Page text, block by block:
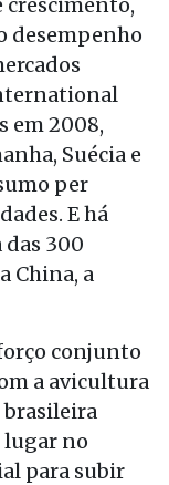
desempenho
em 2008,
Suécia e
per
E há
das 300
China, a
conjunto
a avicultura
brasileira
lugar no
para subir